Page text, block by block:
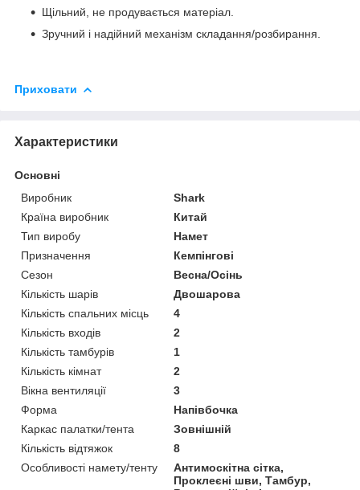
Щільний, не продувається матеріал.
Зручний і надійний механізм складання/розбирання.
Приховати
Характеристики
Основні
Виробник
Shark
Країна виробник
Китай
Тип виробу
Намет
Призначення
Кемпінгові
Сезон
Весна/Осінь
Кількість шарів
Двошарова
Кількість спальних місць
4
Кількість входів
2
Кількість тамбурів
1
Кількість кімнат
2
Вікна вентиляції
3
Форма
Напівбочка
Каркас палатки/тента
Зовнішній
Кількість відтяжок
8
Особливості намету/тенту
Антимоскітна сітка,
Проклеєні шви, Тамбур,